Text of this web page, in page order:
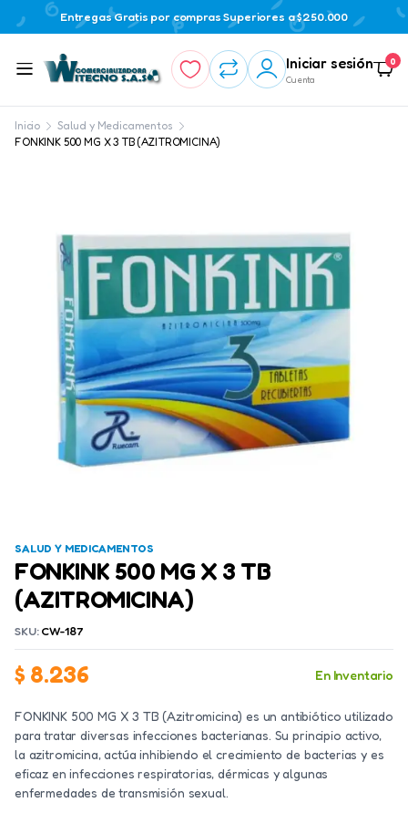
Entregas Gratis por compras Superiores a $250.000
Iniciar sesión
Cuenta
0
Inicio
Salud y Medicamentos
FONKINK 500 MG X 3 TB (AZITROMICINA)
SALUD Y MEDICAMENTOS
FONKINK 500 MG X 3 TB
(AZITROMICINA)
SKU: CW-187
$8.236 En Inventario
FONKINK 500 MG X 3 TB (Azitromicina) es un antibiótico utilizado
para tratar diversas infecciones bacterianas. Su principio activo,
la azitromicina, actúa inhibiendo el crecimiento de bacterias y es
eficaz en infecciones respiratorias, dérmicas y algunas
enfermedades de transmisión sexual.